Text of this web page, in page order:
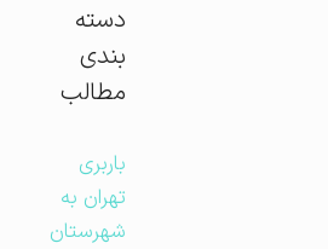
دسته
بندی
مطالب
باربری
تهران به
شهرستان